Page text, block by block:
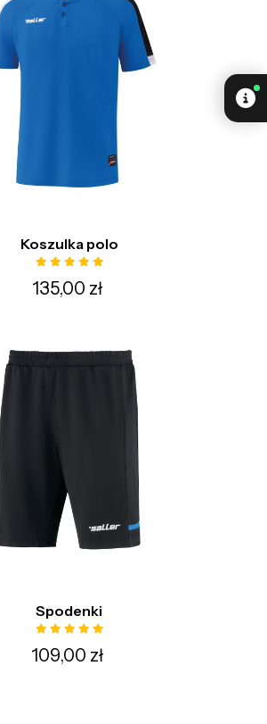
Koszulka polo
135,00 zł
Spodenki
109,00 zł